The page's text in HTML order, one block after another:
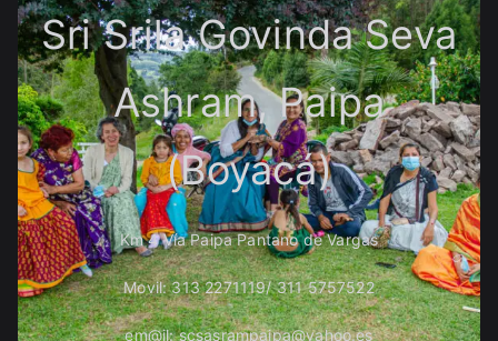
Sri Srila Govinda Seva
Ashram, Paipa
(Boyacá)
Km 4 Vía Paipa Pantano de Vargas
Movil: 313 2271119/ 311 5757522
em@il: scsasrampaipa@yahoo.es